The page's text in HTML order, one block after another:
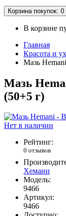
Корзина покупок: 0
В корзине
Главная
Красота и
Мазь
Мазь
(50+5 г)
Нет в наличии
Рейтинг:
0 отзывов
Хемани
Модель:
9466
Артикул:
9466